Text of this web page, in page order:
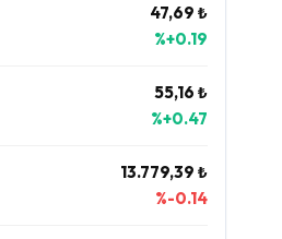
47,69 ₺
%+0.19
55,16 ₺
%+0.47
13.779,39 ₺
%-0.14